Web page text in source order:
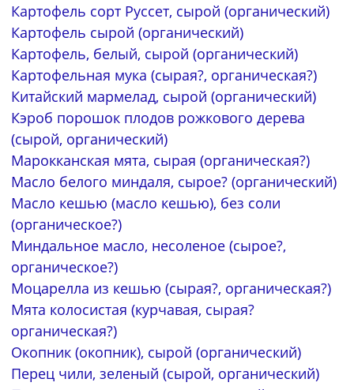
Картофель сорт Руссет, сырой (органический)
Картофель сырой (органический)
Картофель, белый, сырой (органический)
Картофельная мука (сырая?, органическая?)
Китайский мармелад, сырой (органический)
Кэроб порошок плодов рожкового дерева
(сырой, органический)
Марокканская мята, сырая (органическая?)
Масло белого миндаля, сырое? (органический)
Масло кешью (масло кешью), без соли
(органическое?)
Миндальное масло, несоленое (сырое?,
органическое?)
Моцарелла из кешью (сырая?, органическая?)
Мята колосистая (курчавая, сырая?
органическая?)
Окопник (окопник), сырой (органический)
Перец чили, зеленый (сырой, органический)